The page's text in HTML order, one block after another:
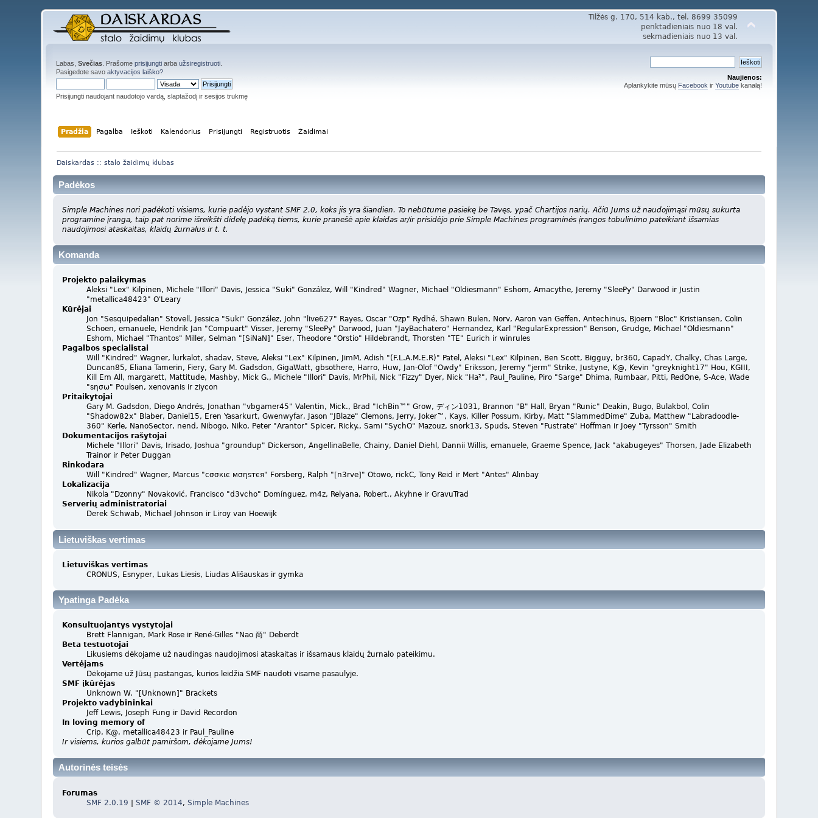
Tilžės g. 170, 514 kab., tel. 8699 35099
penktadieniais nuo 18 val.
sekmadieniais nuo 13 val.
Labas,Svečias . Prašomeprisijungti arbaužsiregistruoti
Pasigedote savoaktyvacijos laiško?
Prisijungti naudojant naudotojo vardą, slaptažodį ir sesijos trukmę
Naujienos:
Aplankykite mūsų Facebook ir Youtubekanalą!
Pradžia Pagalba Ieškoti Kalendorius Prisijungti Registruotis Žaidimai
Daiskardas :: stalo žaidimų klubas
Padėkos
Simple Machines nori padėkoti visiems, kurie padėjo vystant SMF 2.0, koks jis yra šiandien. To nebūtume pasiekę be Tavęs, ypač Chartijos narių. Ačiū Jums už naudojimąsi mūsų sukurta
programine įranga, taip pat norime išreikšti didelę padėką tiems, kurie pranešė apie klaidas ar/ir prisidėjo prie Simple Machines programinės įrangos tobulinimo pateikiant išsamias
naudojimosi ataskaitas, klaidų žurnalus ir t. t.
Komanda
Projekto palaikymas
Aleksi "Lex" Kilpinen, Michele "Illori" Davis, Jessica "Suki" González, Will "Kindred" Wagner, Michael "Oldiesmann" Eshom, Amacythe, Jeremy "SleePy" Darwood ir Justin
"metallica48423" O'Leary
Kūrėjai
Jon "Sesquipedalian" Stovell, Jessica "Suki" González, John "live627" Rayes, Oscar "Ozp" Rydhé, Shawn Bulen, Norv, Aaron van Geffen, Antechinus, Bjoern "Bloc" Kristiansen, Colin
Schoen, emanuele, Hendrik Jan "Compuart" Visser, Jeremy "SleePy" Darwood, Juan "JayBachatero" Hernandez, Karl "RegularExpression" Benson, Grudge, Michael "Oldiesmann"
Eshom, Michael "Thantos" Miller, Selman "[SiNaN]" Eser, Theodore "Orstio" Hildebrandt, Thorsten "TE" Eurich ir winrules
Pagalbos specialistai
Will "Kindred" Wagner, lurkalot, shadav, Steve, Aleksi "Lex" Kilpinen, JimM, Adish "(F.L.A.M.E.R)" Patel, Aleksi "Lex" Kilpinen, Ben Scott, Bigguy, br360, CapadY, Chalky, Chas Large,
Duncan85, Eliana Tamerin, Fiery, Gary M. Gadsdon, GigaWatt, gbsothere, Harro, Huw, Jan-Olof "Owdy" Eriksson, Jeremy "jerm" Strike, Justyne, K@, Kevin "greyknight17" Hou, KGIII,
Kill Em All, margarett, Mattitude, Mashby, Mick G., Michele "Illori" Davis, MrPhil, Nick "Fizzy" Dyer, Nick "Ha²", Paul_Pauline, Piro "Sarge" Dhima, Rumbaar, Pitti, RedOne, S-Ace, Wade
"sησω" Poulsen, xenovanis ir ziycon
Pritaikytojai
Gary M. Gadsdon, Diego Andrés, Jonathan "vbgamer45" Valentin, Mick., Brad "IchBin™" Grow, ディン1031, Brannon "B" Hall, Bryan "Runic" Deakin, Bugo, Bulakbol, Colin
"Shadow82x" Blaber, Daniel15, Eren Yasarkurt, Gwenwyfar, Jason "JBlaze" Clemons, Jerry, Joker™, Kays, Killer Possum, Kirby, Matt "SlammedDime" Zuba, Matthew "Labradoodle-
360" Kerle, NanoSector, nend, Nibogo, Niko, Peter "Arantor" Spicer, Ricky., Sami "SychO" Mazouz, snork13, Spuds, Steven "Fustrate" Hoffman ir Joey "Tyrsson" Smith
Dokumentacijos rašytojai
Michele "Illori" Davis, Irisado, Joshua "groundup" Dickerson, AngellinaBelle, Chainy, Daniel Diehl, Dannii Willis, emanuele, Graeme Spence, Jack "akabugeyes" Thorsen, Jade Elizabeth
Trainor ir Peter Duggan
Rinkodara
Will "Kindred" Wagner, Marcus "cσσкιє мσηѕтєя" Forsberg, Ralph "[n3rve]" Otowo, rickC, Tony Reid ir Mert "Antes" Alınbay
Lokalizacija
Nikola "Dzonny" Novaković, Francisco "d3vcho" Domínguez, m4z, Relyana, Robert., Akyhne ir GravuTrad
Serverių administratoriai
Derek Schwab, Michael Johnson ir Liroy van Hoewijk
Lietuviškas vertimas
Lietuviškas vertimas
CRONUS, Esnyper, Lukas Liesis, Liudas Ališauskas ir gymka
Ypatinga Padėka
Konsultuojantys vystytojai
Brett Flannigan, Mark Rose ir René-Gilles "Nao 尚" Deberdt
Beta testuotojai
Likusiems dėkojame už naudingas naudojimosi ataskaitas ir išsamaus klaidų žurnalo pateikimu.
Vertėjams
Dėkojame už Jūsų pastangas, kurios leidžia SMF naudoti visame pasaulyje.
SMF įkūrėjas
Unknown W. "[Unknown]" Brackets
Projekto vadybininkai
Jeff Lewis, Joseph Fung ir David Recordon
In loving memory of
Crip, K@, metallica48423 ir Paul_Pauline
Ir visiems, kurios galbūt pamiršom, dėkojame Jums!
Autorinės teisės
Forumas
SMF 2.0.19 |SMF © 2014,Simple Machines